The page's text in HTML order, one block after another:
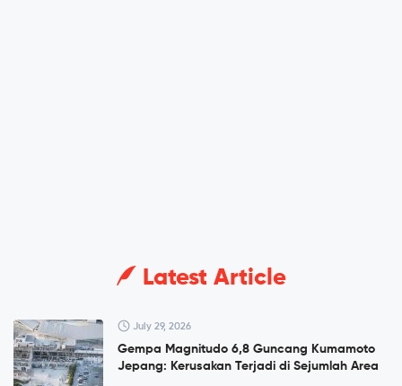
Latest Article
July 29, 2026
Gempa Magnitudo 6,8 Guncang Kumamoto
Jepang: Kerusakan Terjadi di Sejumlah Area